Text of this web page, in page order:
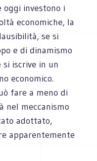
oggi investono i
economiche, la
se si
e di dinamismo
si iscrive in un
economico.
fare a meno di
nel meccanismo
adottato,
apparentemente